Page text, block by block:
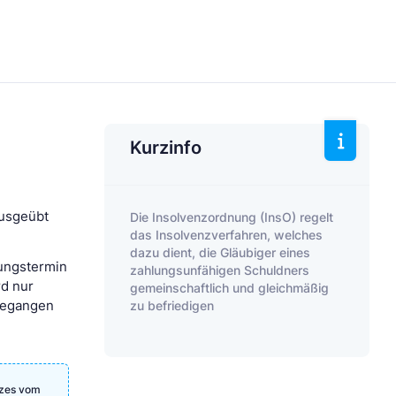
nur
vom
Kurzinfo
Die Insolvenzordnung (InsO) regelt
das Insolvenzverfahren, welches
dazu dient, die Gläubiger eines
zahlungsunfähigen Schuldners
gemeinschaftlich und gleichmäßig
zu befriedigen